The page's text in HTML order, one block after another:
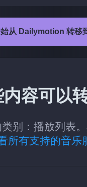
从 Dailymotion 转移
容可以
别：播放列表
所有支持的音乐